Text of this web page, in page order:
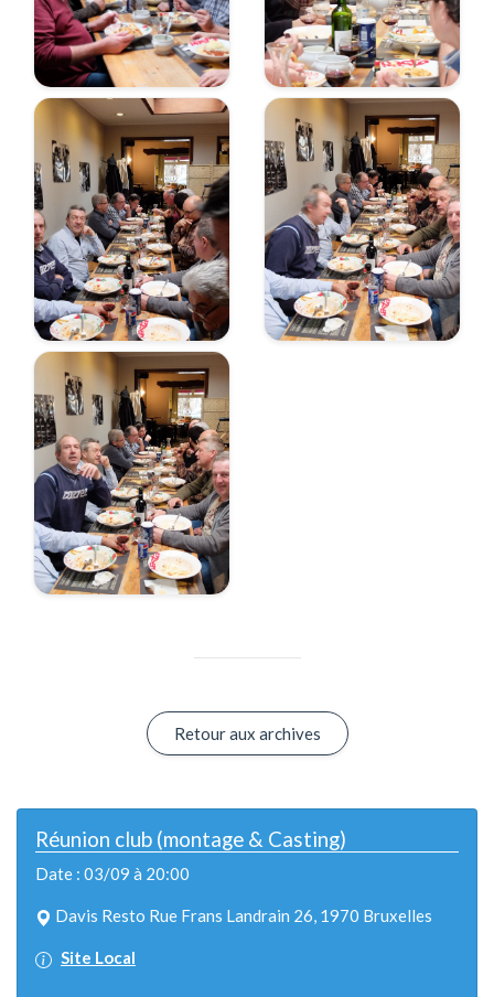
Retour aux archives
Réunion club (montage & Casting)
Date : 03/09 à 20:00
Davis Resto Rue Frans Landrain 26, 1970 Bruxelles
Site Local